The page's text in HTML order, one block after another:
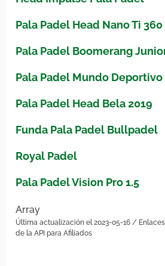
Pala Padel Head Nano Ti 360
Pala Padel Boomerang
Pala Padel Mundo Deportivo
Pala Padel Head Bela 2019
Funda Pala Padel Bullpadel
Royal Padel
Pala Padel Vision Pro 1.5
Array
Última actualización el 2023-05-16 /
de la API para Afiliados